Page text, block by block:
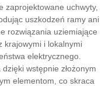
zaprojektowane uchwyty,
uszkodzeń ramy ani
rozwiązania uziemiające
krajowymi i lokalnymi
elektrycznego.
wstępnie złożonym
elementom, co skraca